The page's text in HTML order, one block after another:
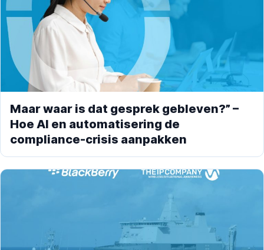
Maar waar is dat gesprek gebleven?” –
Hoe AI en automatisering de
compliance-crisis aanpakken